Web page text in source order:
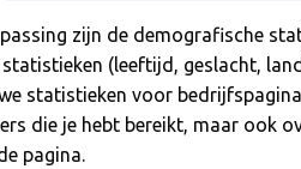
zijn de demografische
(leeftijd, geslacht,
statistieken voor
die je hebt bereikt, maar ook
pagina.